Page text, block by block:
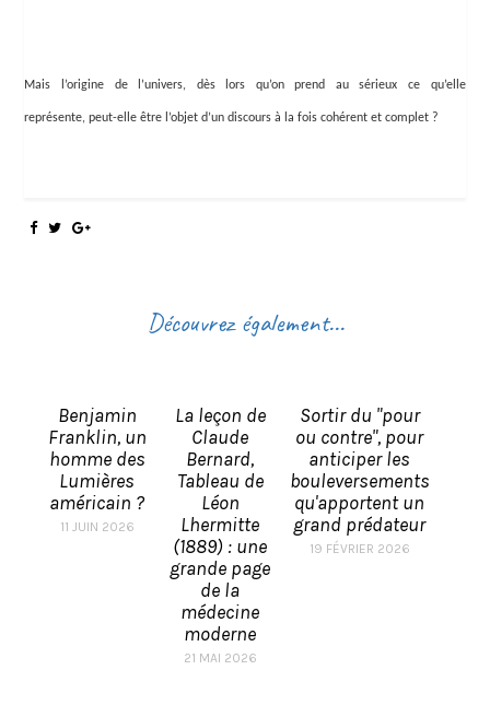
Mais l’origine de l’univers, dès lors qu’on prend au sérieux ce qu’elle
représente, peut-elle être l’objet d’un discours à la fois cohérent et complet ?
Découvrez également...
Benjamin
Franklin, un
homme des
Lumières
américain ?
11 JUIN 2026
La leçon de
Claude
Bernard,
Tableau de
Léon
Lhermitte
(1889) : une
grande page
de la
médecine
moderne
21 MAI 2026
Sortir du "pour
ou contre", pour
anticiper les
bouleversements
qu'apportent un
grand prédateur
19 FÉVRIER 2026